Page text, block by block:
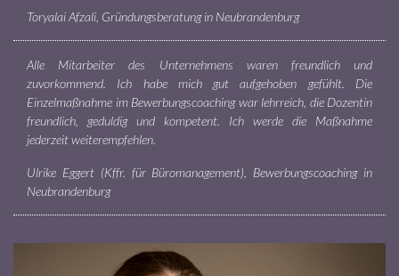
Toryalai Afzali, Gründungsberatung in Neubrandenburg
Alle Mitarbeiter des Unternehmens waren freundlich und
zuvorkommend. Ich habe mich gut aufgehoben gefühlt. Die
Einzelmaßnahme im Bewerbungscoaching war lehrreich, die Dozentin
freundlich, geduldig und kompetent. Ich werde die Maßnahme
jederzeit weiterempfehlen.
Ulrike Eggert (Kffr. für Büromanagement), Bewerbungscoaching in
Neubrandenburg